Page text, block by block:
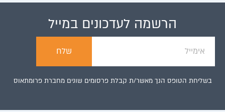
הרשמה לעדכונים במייל
שלח
בשליחת הטופס הנך מאשר/ת קבלת פרסומים שונים מחברת פרומתאוס